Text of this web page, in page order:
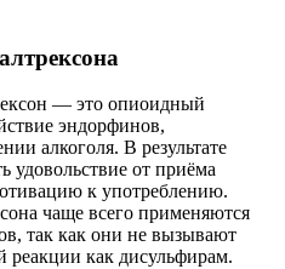
— это опиоидный
эндорфинов,
алкоголя. В результате
удовольствие от приёма
к употреблению.
чаще всего применяются
так как они не вызывают
реакции как дисульфирам.